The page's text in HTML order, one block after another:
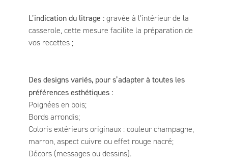
L’indication du litrage : gravée à l’intérieur de la
casserole, cette mesure facilite la préparation de
vos recettes ;
Des designs variés, pour s’adapter à toutes les
préférences esthétiques :
Poignées en bois;
Bords arrondis;
Coloris extérieurs originaux : couleur champagne,
marron, aspect cuivre ou effet rouge nacré;
Décors (messages ou dessins).